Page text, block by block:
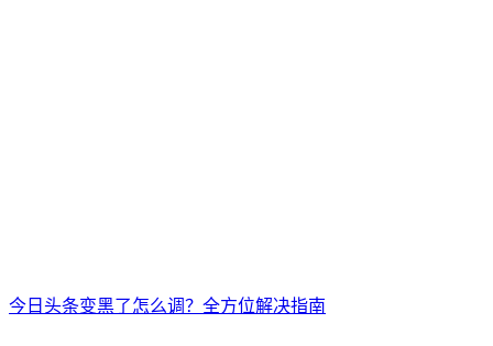
今日头条变黑了怎么调？全方位解决指南